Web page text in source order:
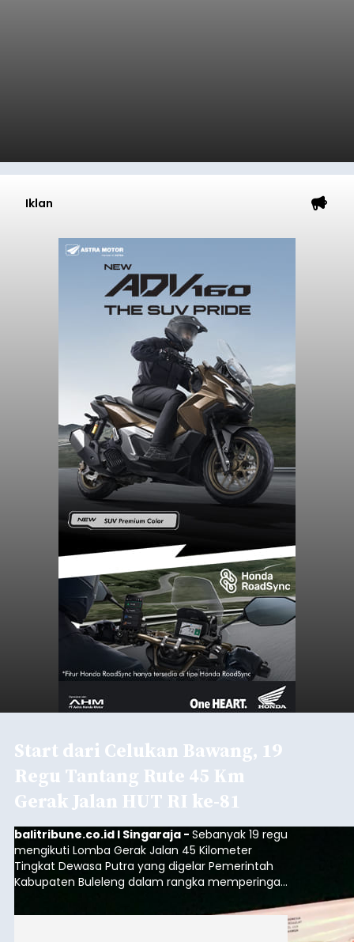
Iklan
Start dari Celukan Bawang, 19
Regu Tantang Rute 45 Km
Gerak Jalan HUT RI ke-81
balitribune.co.id I Singaraja - Sebanyak 19 regu
mengikuti Lomba Gerak Jalan 45 Kilometer
Tingkat Dewasa Putra yang digelar Pemerintah
Kabupaten Buleleng dalam rangka memperingati
Lomba resmi dimulai dari Lapangan Sepak Bola